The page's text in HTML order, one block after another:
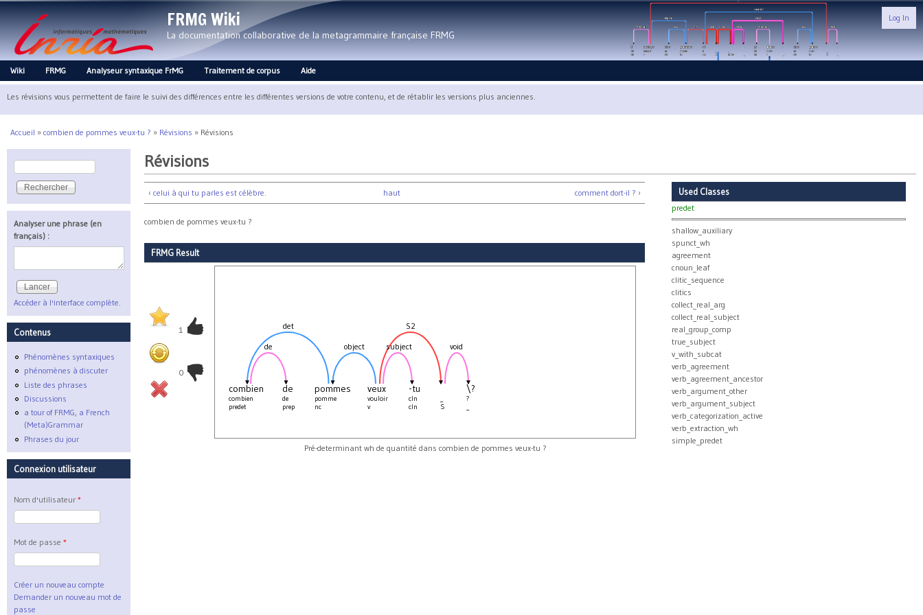
FRMG Wiki
La documentation collaborative de la metagrammaire française FRMG
Log In
Main menu
Wiki FRMG Analyseur syntaxique FrMG Traitement de corpus Aide
Les révisions vous permettent de faire le suivi des différences entre les différentes versions de votre contenu, et de rétablir les versions plus anciennes.
Vous êtes ici
Accueil » combien de pommes veux-tu ? » Révisions » Révisions
Révisions
‹ celui à qui tu parles est célèbre. haut comment dort-il ? ›
combien de pommes veux-tu ?
FRMG Result
1
0
combien
combien
predet
de
de
prep
pommes
pomme
nc
veux
vouloir
v
-tu
cln
cln
S
\?
?
void
de
det
S2
subject
object
Pré-determinant wh de quantité dans combien de pommes veux-tu ?
Used Classes
predet
shallow_auxiliary
spunct_wh
agreement
cnoun_leaf
clitic_sequence
clitics
collect_real_arg
collect_real_subject
real_group_comp
true_subject
v_with_subcat
verb_agreement
verb_agreement_ancestor
verb_argument_other
verb_argument_subject
verb_categorization_active
verb_extraction_wh
simple_predet
Formulaire de recherche
Rechercher
Analyser une phrase (en
français) :
Accéder à l'interface complète.
Contenus
Phénomènes syntaxiques
phénomènes à discuter
Liste des phrases
Discussions
a tour of FRMG, a French
(Meta)Grammar
Phrases du jour
Connexion utilisateur
Nom d'utilisateur *
Mot de passe *
Créer un nouveau compte
Demander un nouveau mot de
passe